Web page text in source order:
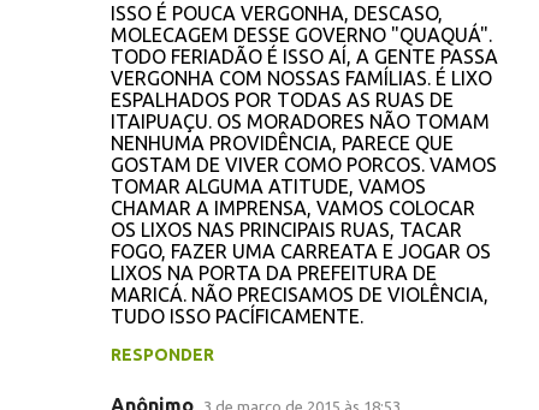
ISSO É POUCA VERGONHA, DESCASO,
MOLECAGEM DESSE GOVERNO "QUAQUÁ".
TODO FERIADÃO É ISSO AÍ, A GENTE PASSA
VERGONHA COM NOSSAS FAMÍLIAS. É LIXO
ESPALHADOS POR TODAS AS RUAS DE
ITAIPUAÇU. OS MORADORES NÃO TOMAM
NENHUMA PROVIDÊNCIA, PARECE QUE
GOSTAM DE VIVER COMO PORCOS. VAMOS
TOMAR ALGUMA ATITUDE, VAMOS
CHAMAR A IMPRENSA, VAMOS COLOCAR
OS LIXOS NAS PRINCIPAIS RUAS, TACAR
FOGO, FAZER UMA CARREATA E JOGAR OS
LIXOS NA PORTA DA PREFEITURA DE
MARICÁ. NÃO PRECISAMOS DE VIOLÊNCIA,
TUDO ISSO PACÍFICAMENTE.
RESPONDER
Anônimo 3 de março de 2015 às 18:53